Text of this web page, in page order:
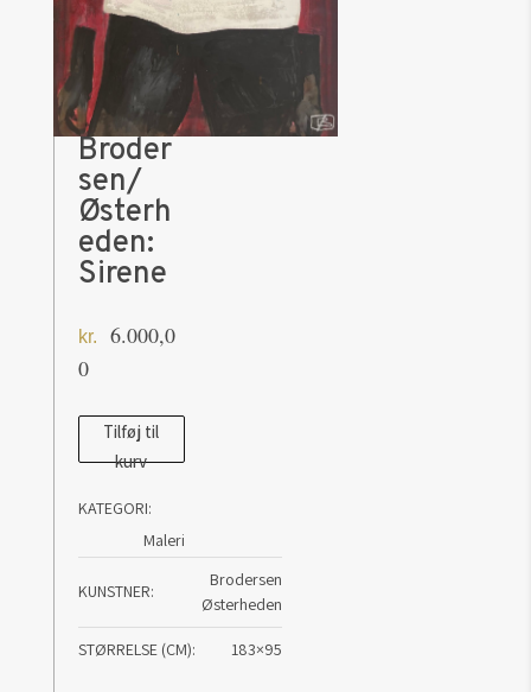
Broder
sen/
Østerh
eden:
Sirene
kr.
6.000,0
0
Brodersen/
Østerheden:
Tilføj til
kurv
KATEGORI:
Maleri
KUNSTNER
Brodersen
Østerheden
STØRRELSE (CM) 183×95